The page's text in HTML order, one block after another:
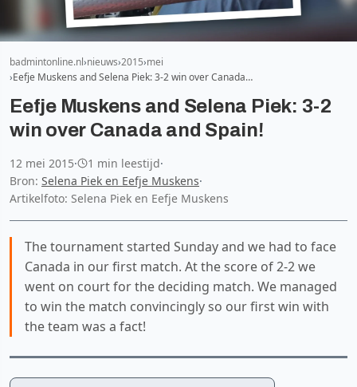
badmintonline.nl nieuws 2015 mei
Eefje Muskens and Selena Piek: 3-2 win over Canada…
Eefje Muskens and Selena Piek: 3-2
win over Canada and Spain!
12 mei 2015· 1 min leestijd·
Bron: Selena Piek en Eefje Muskens·
Artikelfoto: Selena Piek en Eefje Muskens
The tournament started Sunday and we had to face
Canada in our first match. At the score of 2-2 we
went on court for the deciding match. We managed
to win the match convincingly so our first win with
the team was a fact!